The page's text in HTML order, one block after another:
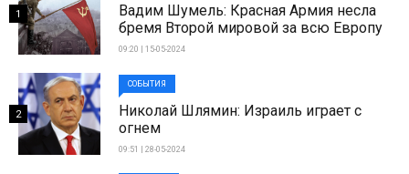
Вадим Шумель: Красная Армия несла
бремя Второй мировой за всю Европу
09:20 | 15-05-2024
1
СОБЫТИЯ
Николай Шлямин: Израиль играет с
огнем
09:51 | 28-05-2024
2